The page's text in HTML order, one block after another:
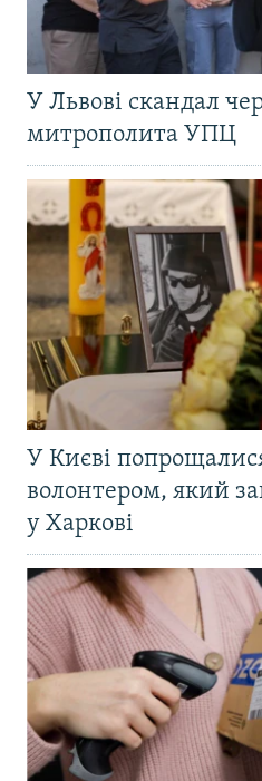
У Львові скандал
митрополита УПЦ
У Києві
волонтером, який
у Харкові